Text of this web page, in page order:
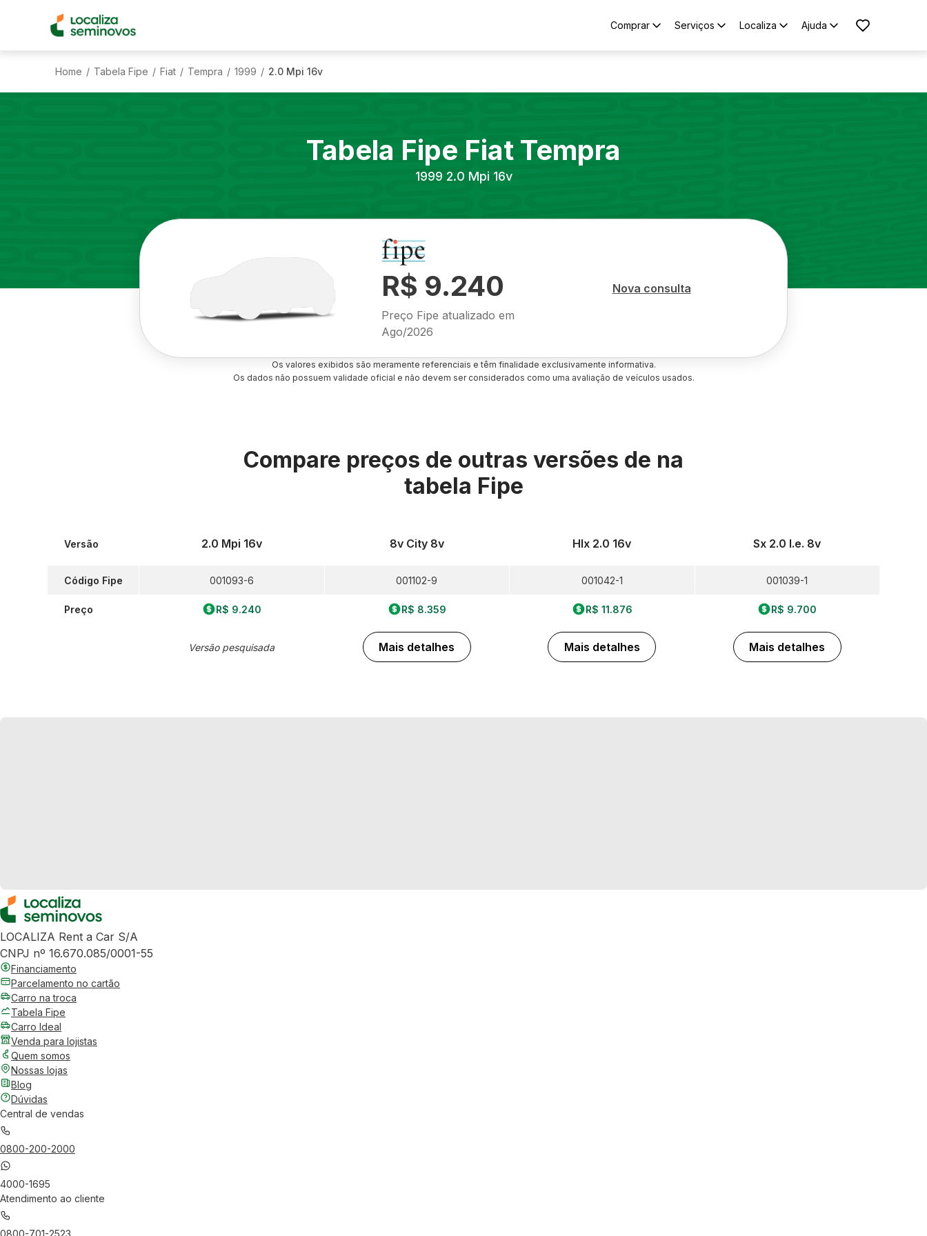
Comprar Serviços Localiza Ajuda
Home / Tabela Fipe / Fiat / Tempra / 1999 / 2.0 Mpi 16v
Tabela Fipe Fiat Tempra
1999 2.0 Mpi 16v
R$ 9.240
Preço Fipe atualizado em
Ago/2026
Nova consulta
Os valores exibidos são meramente referenciais e têm finalidade exclusivamente informativa.
Os dados não possuem validade oficial e não devem ser considerados como uma avaliação de veículos usados.
Compare preços de outras versões de na
tabela Fipe
Versão
Código Fipe
Preço
2.0 Mpi 16v
001093-6
R$ 9.240
Versão pesquisada
8v City 8v
001102-9
R$ 8.359
Mais detalhes
Hlx 2.0 16v
001042-1
R$ 11.876
Mais detalhes
Sx 2.0 I.e. 8v
001039-1
R$ 9.700
Mais detalhes
LOCALIZA Rent a Car S/A
CNPJ nº 16.670.085/0001-55
Financiamento
Parcelamento no cartão
Carro na troca
Tabela Fipe
Carro Ideal
Venda para lojistas
Quem somos
Nossas lojas
Blog
Dúvidas
Central de vendas
0800-200-2000
4000-1695
Atendimento ao cliente
0800-701-2523